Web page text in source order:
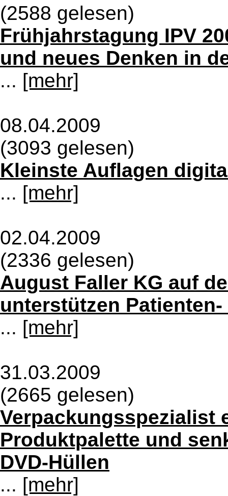
(2588 gelesen)
Frühjahrstagung IPV
und neues Denken in
... [mehr]
08.04.2009
(3093 gelesen)
Kleinste Auflagen
... [mehr]
02.04.2009
(2336 gelesen)
August Faller KG auf
unterstützen
... [mehr]
31.03.2009
(2665 gelesen)
Verpackungsspezialist
Produktpalette und
DVD-Hüllen
... [mehr]